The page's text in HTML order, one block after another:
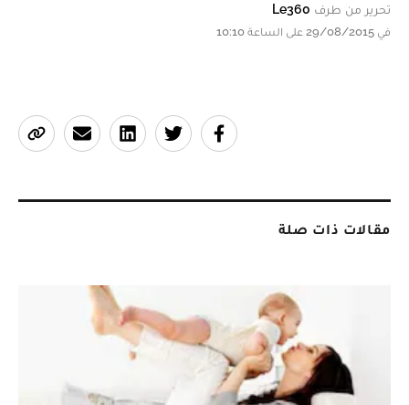
تحرير من طرف Le360
في 29/08/2015 على الساعة 10:10
مقالات ذات صلة